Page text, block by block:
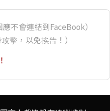
應不會連結到FaceBook）
擊，以免挨告！）